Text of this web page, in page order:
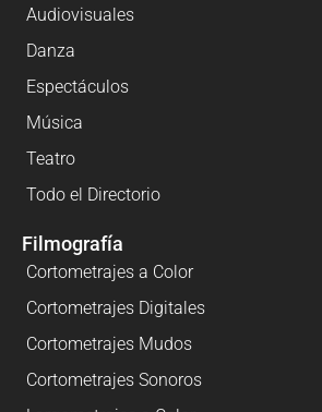
Audiovisuales
Danza
Espectáculos
Música
Teatro
Todo el Directorio
Filmografía
Cortometrajes a Color
Cortometrajes Digitales
Cortometrajes Mudos
Cortometrajes Sonoros